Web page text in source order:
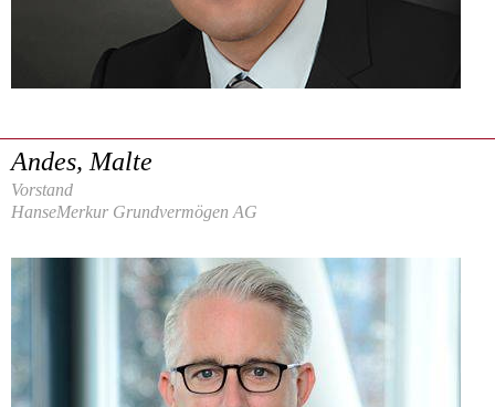
Andes, Malte
Vorstand
HanseMerkur Grundvermögen AG